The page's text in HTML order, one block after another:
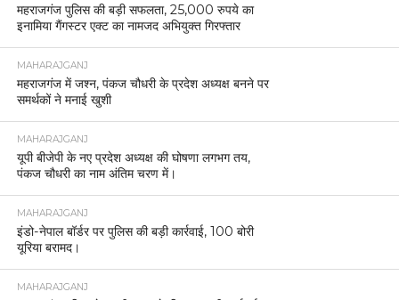
महराजगंज पुलिस की बड़ी सफलता, 25,000 रुपये का
इनामिया गैंगस्टर एक्ट का नामजद अभियुक्त गिरफ्तार
MAHARAJGANJ
महराजगंज में जश्न, पंकज चौधरी के प्रदेश अध्यक्ष बनने पर
समर्थकों ने मनाई खुशी
MAHARAJGANJ
यूपी बीजेपी के नए प्रदेश अध्यक्ष की घोषणा लगभग तय,
पंकज चौधरी का नाम अंतिम चरण में।
MAHARAJGANJ
इंडो-नेपाल बॉर्डर पर पुलिस की बड़ी कार्रवाई, 100 बोरी
यूरिया बरामद।
MAHARAJGANJ